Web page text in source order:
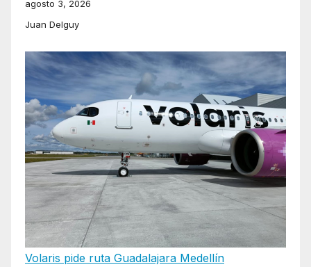
agosto 3, 2026
Juan Delguy
Volaris pide ruta Guadalajara Medellín